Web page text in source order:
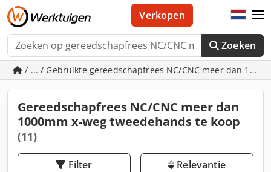
Zoeken
Verkopen
/ ... / Gebruikte gereedschapfrees NC/CNC meer dan
Gereedschapfrees NC/CNC meer dan
1000mm x-weg tweedehands te koop
(11)
Filter Relevantie